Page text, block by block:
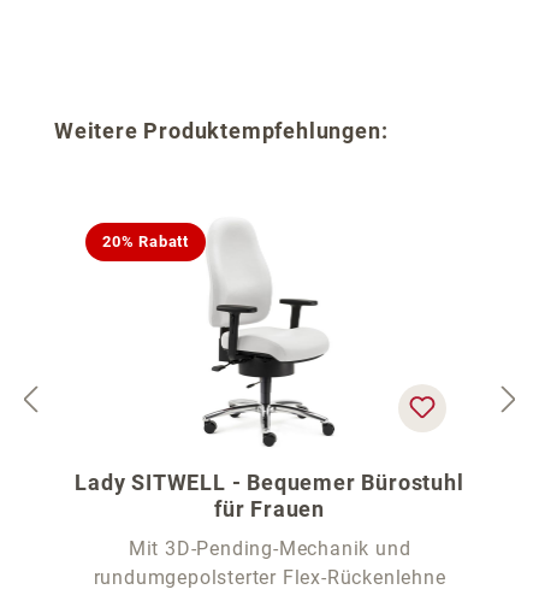
Produktgalerie überspringen
Weitere Produktempfehlungen:
20% Rabatt
Lady SITWELL - Bequemer Bürostuhl
für Frauen
Mit 3D-Pending-Mechanik und
rundumgepolsterter Flex-Rückenlehne